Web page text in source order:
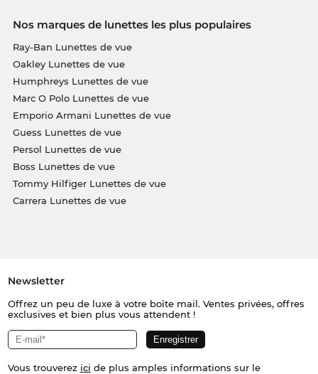
Nos marques de lunettes les plus populaires
Ray-Ban Lunettes de vue
Oakley Lunettes de vue
Humphreys Lunettes de vue
Marc O Polo Lunettes de vue
Emporio Armani Lunettes de vue
Guess Lunettes de vue
Persol Lunettes de vue
Boss Lunettes de vue
Tommy Hilfiger Lunettes de vue
Carrera Lunettes de vue
Newsletter
Offrez un peu de luxe à votre boîte mail. Ventes privées, offres
exclusives et bien plus vous attendent !
Vous trouverez ici de plus amples informations sur le